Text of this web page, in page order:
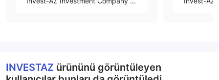
INVESTAZ ürününü görüntüleyen